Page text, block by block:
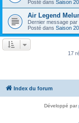
Posté dans Saison
Air Legend
Dernier message par
Posté dans Saison
17
Index du forum
Développé par